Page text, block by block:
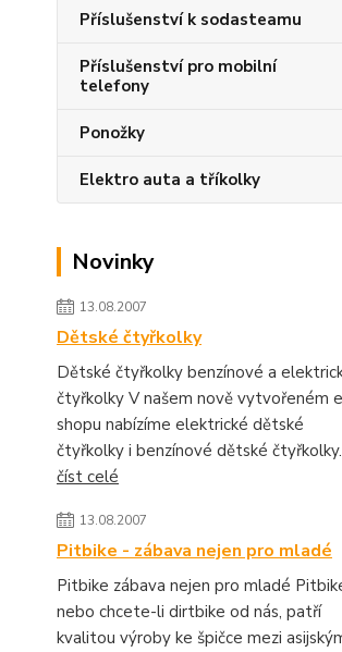
Příslušenství k sodasteamu
Příslušenství pro mobilní
telefony
Ponožky
Elektro auta a tříkolky
Novinky
13.08.2007
Dětské čtyřkolky
Dětské čtyřkolky benzínové a
čtyřkolky V našem nově vytvořeném
shopu nabízíme elektrické dětské
čtyřkolky i benzínové dětské čtyřkolky.
číst celé
13.08.2007
Pitbike - zábava nejen pro mladé
Pitbike zábava nejen pro mladé
nebo chcete-li dirtbike od nás, patří
kvalitou výroby ke špičce mezi